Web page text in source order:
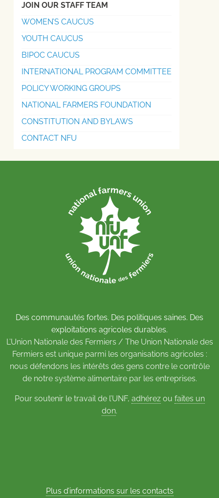
JOIN OUR STAFF TEAM
WOMEN’S CAUCUS
YOUTH CAUCUS
BIPOC CAUCUS
INTERNATIONAL PROGRAM COMMITTEE
POLICY WORKING GROUPS
NATIONAL FARMERS FOUNDATION
CONSTITUTION AND BYLAWS
CONTACT NFU
Des communautés fortes. Des politiques saines. Des
exploitations agricoles durables.
L’Union Nationale des Fermiers / The Union Nationale des
Fermiers est unique parmi les organisations agricoles :
nous défendons les intérêts des gens contre le contrôle
de notre système alimentaire par les entreprises.
Pour soutenir le travail de l’UNF, adhérezou faites un
don.
Plus d’informations sur les contacts